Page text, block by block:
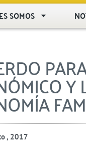
SOMOS
Y
, 2017